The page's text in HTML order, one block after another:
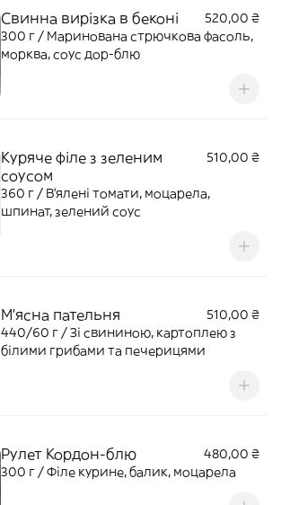
Свинна вирізка в беконі
520,00 ₴
300 г / Маринована стрючкова фасоль,
морква, соус дор-блю
Куряче філе з зеленим
соусом
510,00 ₴
360 г / В'ялені томати, моцарела,
шпинат, зелений соус
М'ясна пательня
510,00 ₴
440/60 г / Зі свининою, картоплею з
білими грибами та печерицями
Рулет Кордон-блю
480,00 ₴
300 г / Філе курине, балик, моцарела